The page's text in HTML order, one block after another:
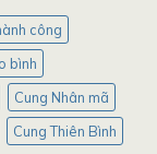
công
bình
Cung Nhân mã
Cung Thiên Bình